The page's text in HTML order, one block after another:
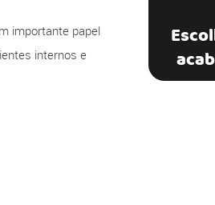
importante papel
internos e